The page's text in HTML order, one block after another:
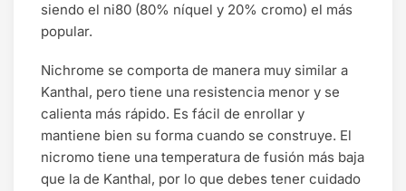
siendo el ni80 (80% níquel y 20% cromo) el más
popular.
Nichrome se comporta de manera muy similar a
Kanthal, pero tiene una resistencia menor y se
calienta más rápido. Es fácil de enrollar y
mantiene bien su forma cuando se construye. El
nicromo tiene una temperatura de fusión más baja
que la de Kanthal, por lo que debes tener cuidado